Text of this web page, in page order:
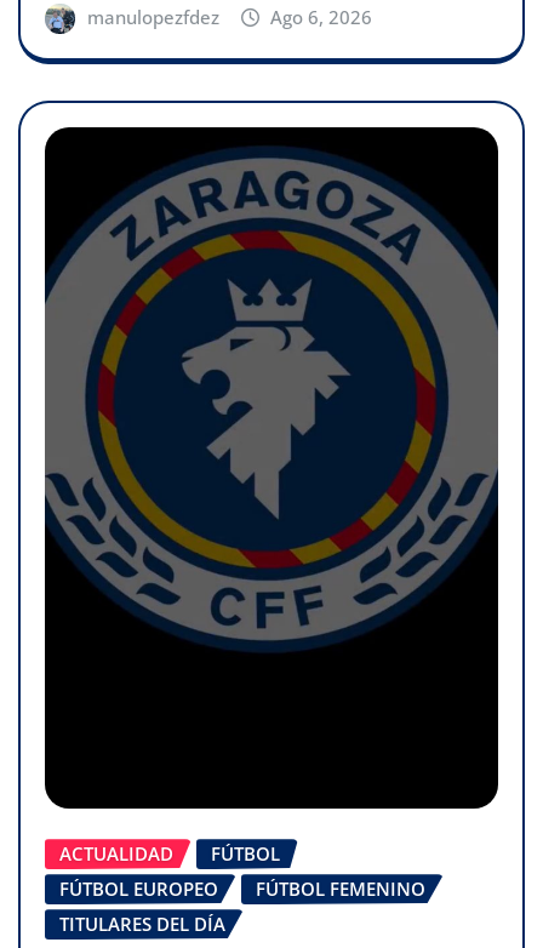
manulopezfdez Ago 6, 2026
ACTUALIDAD
FÚTBOL
FÚTBOL EUROPEO
FÚTBOL FEMENINO
TITULARES DEL DÍA